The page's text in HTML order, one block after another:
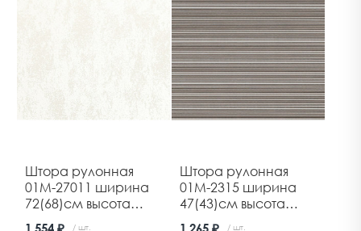
Штора рулонная
01М-27011 ширина
72(68)см высота
170см марс белый
1 554 ₽ / шт.
Штора рулонная
01М-2315 ширина
47(43)см высота
170см марракеш
1 265 ₽ / шт.